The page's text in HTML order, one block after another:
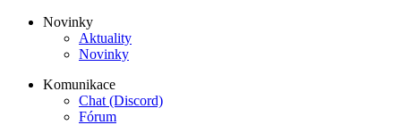
Novinky
Aktuality
Novinky
Komunikace
Chat (Discord)
Fórum